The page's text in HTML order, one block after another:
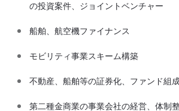
の投資案件、ジョイントベンチャー
船舶、航空機ファイナンス
モビリティ事業スキーム構築
不動産、船舶等の証券化、ファンド組
第二種金商業の事業会社の経営、体制